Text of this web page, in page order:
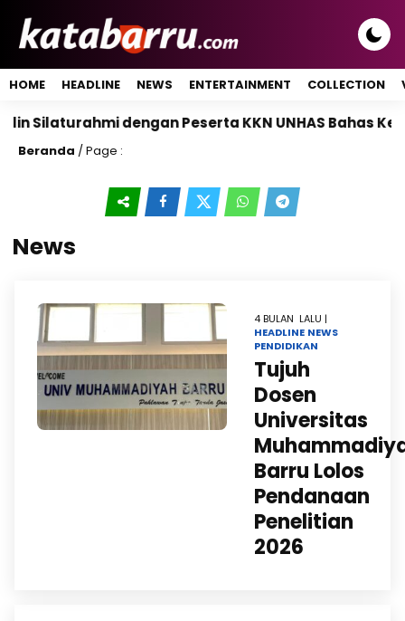
HOME HEADLINE NEWS ENTERTAINMENT COLLECTION
dengan Peserta KKN UNHAS Bahas Kebersihan
Beranda / Page :
News
4 BULAN LALU |
HEADLINE NEWS
PENDIDIKAN
Tujuh
Dosen
Universitas
Barru Lolos
Pendanaan
Penelitian
2026